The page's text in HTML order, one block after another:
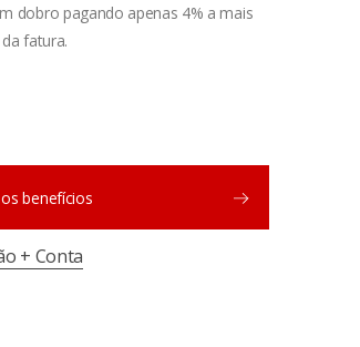
dobro pagando apenas 4% a mais
fatura.
benefícios
+ Conta